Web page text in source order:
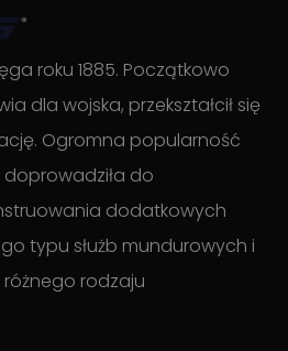
roku 1885. Początkowo
dla wojska, przekształcił się
Ogromna popularność
doprowadziła do
dodatkowych
typu służb mundurowych i
rodzaju